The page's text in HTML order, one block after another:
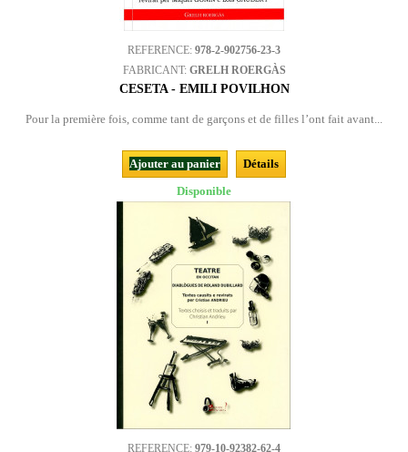
REFERENCE: 978-2-902756-23-3
FABRICANT: GRELH ROERGÀS
CESETA - EMILI POVILHON
Pour la première fois, comme tant de garçons et de filles l’ont fait avant...
Ajouter au panier
Détails
Disponible
REFERENCE: 979-10-92382-62-4